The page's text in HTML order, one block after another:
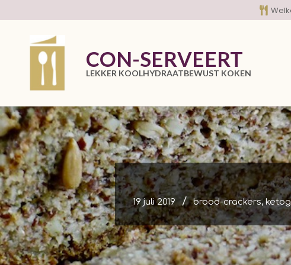
to
CON-SERVEERT
LEKKER KOOLHYDRAATBEWUST KOKEN
19 juli 2019 brood-crackers,